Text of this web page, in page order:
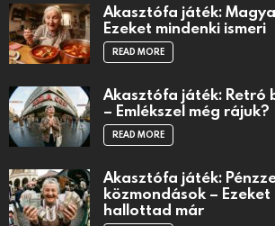
Akasztófa játék:
Ezeket mindenki ismeri
READ MORE
Akasztófa játék: Retró
– Emlékszel még rájuk?
READ MORE
Akasztófa játék:
közmondások –
hallottad már